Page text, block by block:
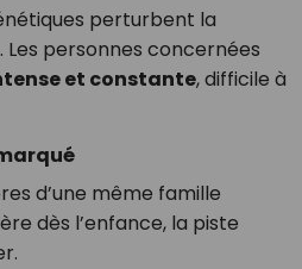
perturbent la
personnes concernées
et constante, difficile à
d’une même famille
dès l’enfance, la piste